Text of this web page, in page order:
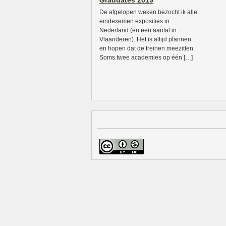
De afgelopen weken bezocht ik alle
eindexemen exposities in
Nederland (en een aantal in
Vlaanderen). Het is altijd plannen
en hopen dat de treinen meezitten.
Soms twee academies op één […]